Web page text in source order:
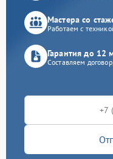
Мастера со
Работаем с
Гарантия до 12
Составляем